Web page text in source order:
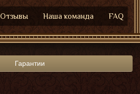
Отзывы Наша команда FAQ
Гарантии